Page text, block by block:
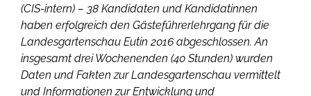
(CIS-intern) – 38 Kandidaten und Kandidatinnen
haben erfolgreich den Gästeführerlehrgang für die
Landesgartenschau Eutin 2016 abgeschlossen. An
insgesamt drei Wochenenden (40 Stunden) wurden
Daten und Fakten zur Landesgartenschau vermittelt
und Informationen zur Entwicklung und